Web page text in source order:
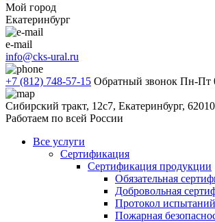
Мой город
Екатеринбург
e-mail
info@cks-ural.ru
+7 (812) 748-57-15 Обратный звонок Пн-Пт
Сибирский тракт, 12с7, Екатеринбург,
Работаем по всей России
Все услуги
Сертификация
Сертификация продукции
Обязательная
Добровольная
Протокол испытаний
Пожарная